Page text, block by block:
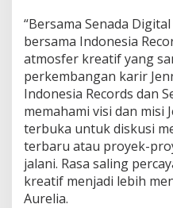
“Bersama Senada
bersama Indonesia
atmosfer kreatif yang
perkembangan karir
Indonesia Records dan
memahami visi dan misi
terbuka untuk diskusi
terbaru atau proyek-
jalani. Rasa saling
kreatif menjadi lebih
Aurelia.